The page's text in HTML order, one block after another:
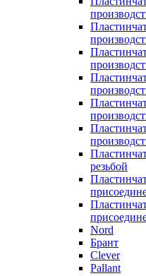
резьбой
Nord
Брант
Clever
Pallant